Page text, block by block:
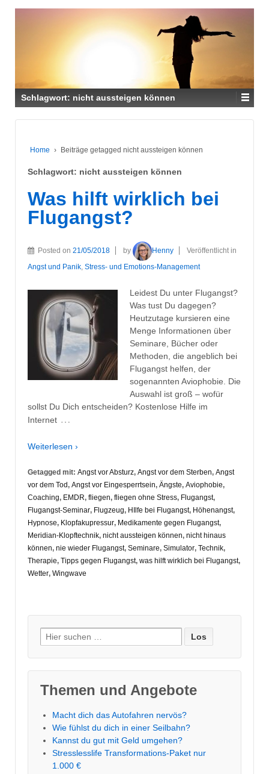
Schlagwort: nicht aussteigen können
Home › Beiträge getagged nicht aussteigen können
Schlagwort: nicht aussteigen können
Was hilft wirklich bei
Flugangst?
Posted on 21/05/2018 by Henny
Veröffentlicht in
Angst und Panik, Stress- und Emotions-Management
Leidest Du unter Flugangst?
Was tust Du dagegen?
Heutzutage kursieren eine
Menge Informationen über
Seminare, Bücher oder
Methoden, die angeblich bei
Flugangst helfen, der
sogenannten Aviophobie. Die
Auswahl ist groß – wofür
sollst Du Dich entscheiden? Kostenlose Hilfe im
Internet …
Weiterlesen ›
Getagged mit: Angst vor Absturz, Angst vor dem Sterben, Angst
vor dem Tod, Angst vor Eingesperrtsein, Ängste, Aviophobie,
Coaching, EMDR, fliegen, fliegen ohne Stress, Flugangst,
Flugangst-Seminar, Flugzeug, HIlfe bei Flugangst, Höhenangst,
Hypnose, Klopfakupressur, Medikamente gegen Flugangst,
Meridian-Klopftechnik, nicht aussteigen können, nicht hinaus
können, nie wieder Flugangst, Seminare, Simulator, Technik,
Therapie, Tipps gegen Flugangst, was hilft wirklich bei Flugangst,
Wetter, Wingwave
Suche
nach:
Themen und Angebote
Macht dich das Autofahren nervös?
Wie fühlst du dich in einer Seilbahn?
Kannst du gut mit Geld umgehen?
Stresslesslife Transformations-Paket nur
1.000 €